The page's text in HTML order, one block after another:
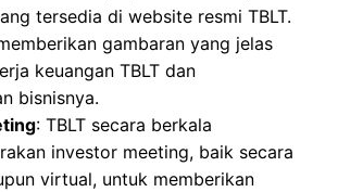
tersedia di website resmi TBLT.
gambaran yang jelas
keuangan TBLT dan
bisnisnya.
: TBLT secara berkala
investor meeting, baik secara
virtual, untuk memberikan